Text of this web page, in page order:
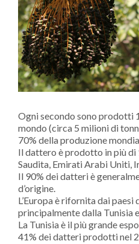
Ogni secondo sono prodotti
mondo (circa 5 milioni di
70% della produzione
Il dattero è prodotto in più di
Saudita, Emirati Arabi Uniti,
Il 90% dei datteri è
d’origine.
L’Europa è rifornita dai
principalmente dalla Tunisia
La Tunisia è il più grande
41% dei datteri prodotti nel